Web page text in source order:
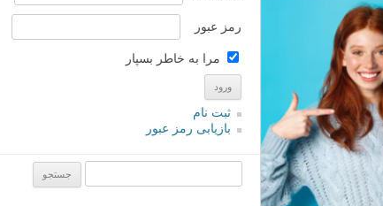
رمز عبور
مرا به خاطر بسپار
ثبت نام
بازیابی رمز عبور